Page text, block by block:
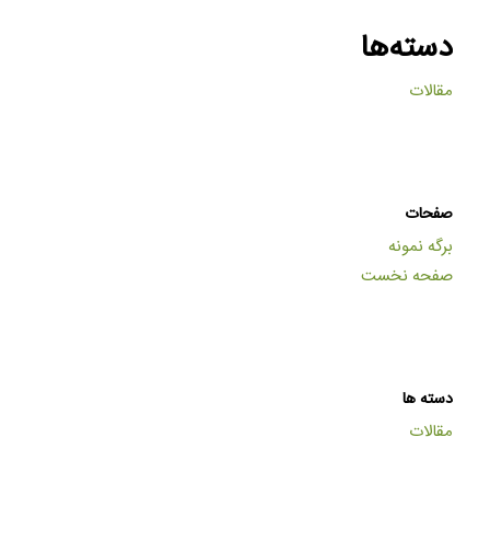
دسته‌ها
مقالات
صفحات
برگه نمونه
صفحه نخست
دسته ها
مقالات